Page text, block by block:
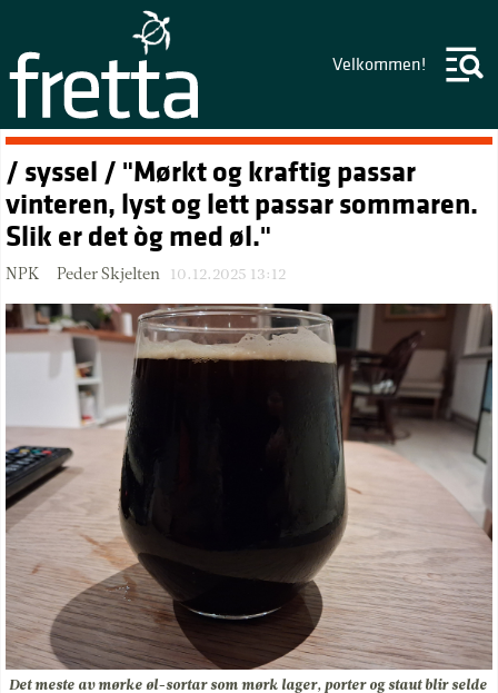
Velkommen!
/ syssel / "Mørkt og kraftig passar
vinteren, lyst og lett passar sommaren.
Slik er det òg med øl."
NPK – Peder Skjelten 10.12.2025 13:12
Det meste av mørke øl-sortar som mørk lager, porter og staut blir selde